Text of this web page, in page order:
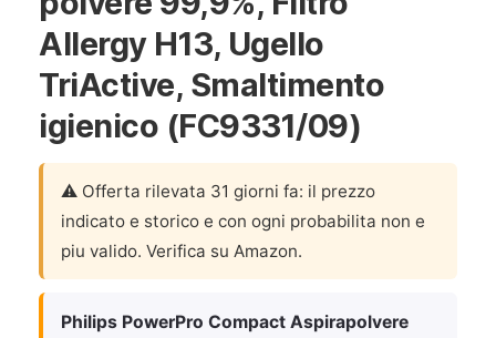
Allergy H13, Ugello
TriActive, Smaltimento
igienico (FC9331/09)
⚠️ Offerta rilevata 31 giorni fa: il prezzo
indicato e storico e con ogni probabilita non e
piu valido. Verifica su Amazon.
Philips PowerPro Compact Aspirapolvere